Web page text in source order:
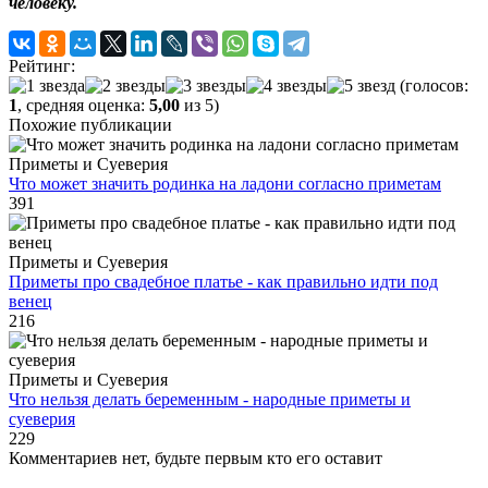
Рейтинг:
(голосов:
1, средняя оценка: 5,00 из 5)
Похожие публикации
Приметы и Суеверия
Что может значить родинка на ладони согласно приметам
391
Приметы и Суеверия
Приметы про свадебное платье - как правильно идти под
венец
216
Приметы и Суеверия
Что нельзя делать беременным - народные приметы и
суеверия
229
Комментариев нет, будьте первым кто его оставит